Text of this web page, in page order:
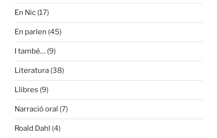
En Nic (17)
En parlen (45)
I també… (9)
Literatura (38)
Llibres (9)
Narració oral (7)
Roald Dahl (4)